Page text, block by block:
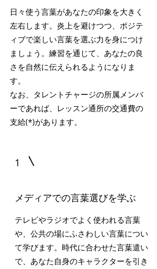
日々使う言葉があなたの印象を大きく
左右します。炎上を避けつつ、ポジテ
ィブで楽しい言葉を選ぶ力を身につけ
ましょう。練習を通じて、あなたの良
さを自然に伝えられるようになりま
す。
​なお、タレントチャージの所属メンバ
ーであれば、レッスン通所の交通費の
支給(*)があります。
1
メディアでの言葉選びを学ぶ
テレビやラジオでよく使われる言葉
や、公共の場にふさわしい言葉につい
て学びます。時代に合わせた言葉遣い
で、あなた自身のキャラクターを引き